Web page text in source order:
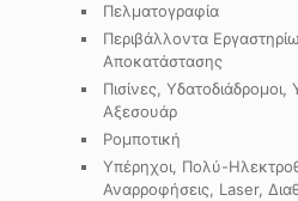
Πελματογραφία
Περιβάλλοντα
Αποκατάστασης
Πισίνες, Υδατοδιάδρομοι,
Αξεσουάρ
Ρομποτική
Υπέρηχοι, Πολύ-
Αναρροφήσεις, Laser,